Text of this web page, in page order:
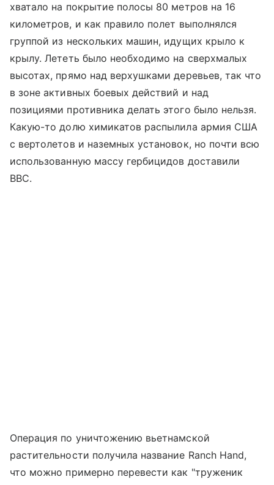
хватало на покрытие полосы 80 метров на 16
километров, и как правило полет выполнялся
группой из нескольких машин, идущих крыло к
крылу. Лететь было необходимо на сверхмалых
высотах, прямо над верхушками деревьев, так что
в зоне активных боевых действий и над
позициями противника делать этого было нельзя.
Какую-то долю химикатов распылила армия США
с вертолетов и наземных установок, но почти всю
использованную массу гербицидов доставили
ВВС.
Операция по уничтожению вьетнамской
растительности получила название Ranch Hand,
что можно примерно перевести как "труженик